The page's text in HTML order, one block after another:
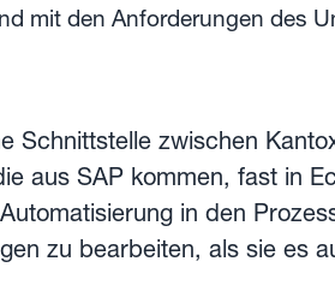
mit den Anforderungen des
Schnittstelle zwischen
aus SAP kommen, fast in
in den
zu bearbeiten, als sie es